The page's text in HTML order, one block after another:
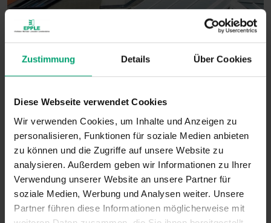
Zustimmung Details Über Cookies
Diese Webseite verwendet Cookies
Wir verwenden Cookies, um Inhalte und Anzeigen zu
personalisieren, Funktionen für soziale Medien anbieten
zu können und die Zugriffe auf unsere Website zu
analysieren. Außerdem geben wir Informationen zu Ihrer
Verwendung unserer Website an unsere Partner für
soziale Medien, Werbung und Analysen weiter. Unsere
Partner führen diese Informationen möglicherweise mit
Wintergarten-Rollladen Wiga-Star
für jede Dachform und -neigung
effektiver Hitzeschutz
langlebig und stabil